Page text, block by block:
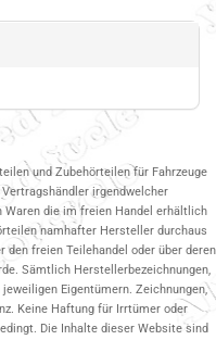
und Zubehörteilen für Fahrzeuge
irgendwelcher
Waren die im freien Handel erhältlich
namhafter Hersteller durchaus
freien Teilehandel oder über deren
Sämtlich Herstellerbezeichnungen,
Eigentümern. Zeichnungen,
Keine Haftung für Irrtümer oder
Die Inhalte dieser Website sind